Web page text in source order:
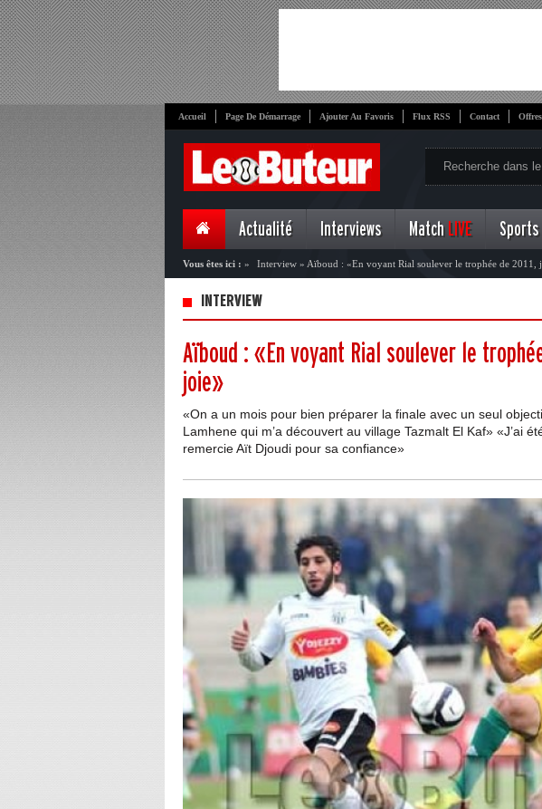
Accueil Page De Démarrage Ajouter Au Favoris Flux RSS Contact
Actualité Interviews Match LIVE Sports
Vous êtes ici : » Interview » Aïboud : «En voyant Rial soulever le trophée de 2011,
INTERVIEW
Aïboud : «En voyant Rial soulever le
joie»
«On a un mois pour bien préparer la finale avec un seul
Lamhene qui m’a découvert au village Tazmalt El Kaf» «J’ai
remercie Aït Djoudi pour sa confiance»